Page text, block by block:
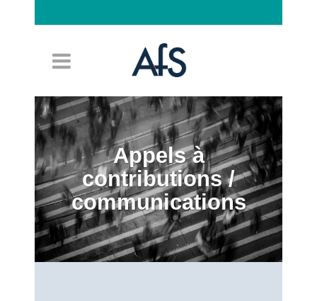
Appels à
contributions /
communications